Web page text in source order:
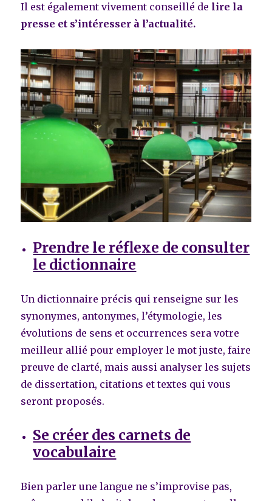
Il est également vivement conseillé de lire la
presse et s’intéresser à l’actualité.
Prendre le réflexe de consulter
le dictionnaire
Un dictionnaire précis qui renseigne sur les
synonymes, antonymes, l’étymologie, les
évolutions de sens et occurrences sera votre
meilleur allié pour employer le mot juste, faire
preuve de clarté, mais aussi analyser les sujets
de dissertation, citations et textes qui vous
seront proposés.
Se créer des carnets de
vocabulaire
Bien parler une langue ne s’improvise pas,